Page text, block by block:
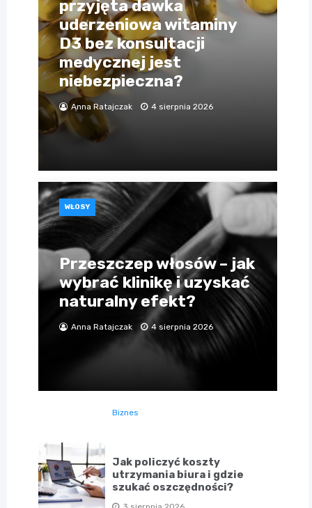
przyjęta dawka
uderzeniowa witaminy
D3 bez konsultacji
medycznej jest
niebezpieczna?
Anna Ratajczak 4 sierpnia 2026
WŁOSY
Przeszczep włosów – jak
wybrać klinikę i uzyskać
naturalny efekt?
Anna Ratajczak 4 sierpnia 2026
Biznes
Jak policzyć koszty
utrzymania biura i gdzie
szukać oszczędności?